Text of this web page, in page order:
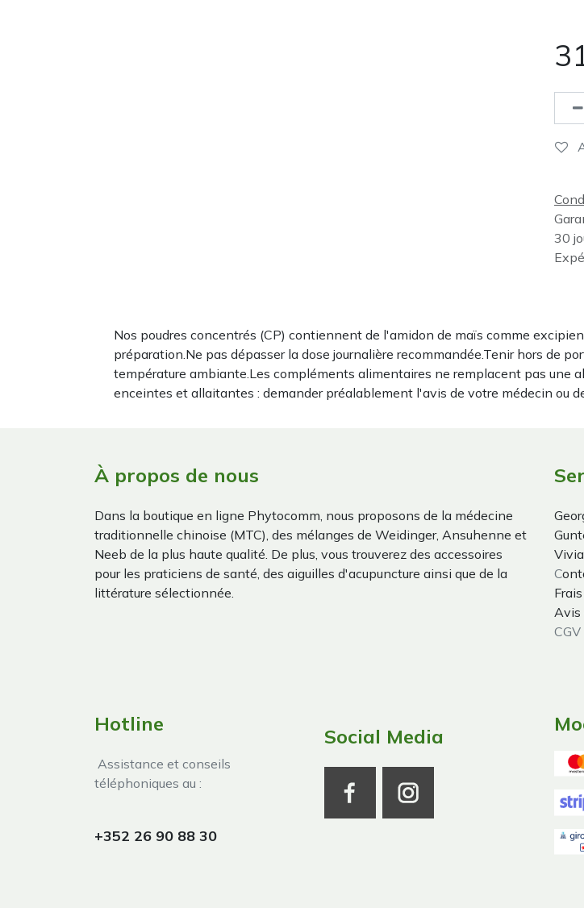
30
Nos poudres concentrés (CP) contiennent de l'amidon de maïs comme
préparation.Ne pas dépasser la dose journalière recommandée.Tenir hors de
température ambiante.Les compléments alimentaires ne remplacent pas une
enceintes et allaitantes : demander préalablement l'avis de votre médecin ou
À propos de nous
Dans la boutique en ligne Phytocomm, nous proposons de la médecine
traditionnelle chinoise (MTC), des mélanges de Weidinger, Ansuhenne et
Neeb de la plus haute qualité. De plus, vous trouverez des accessoires
pour les praticiens de santé, des aiguilles d'acupuncture ainsi que de la
littérature sélectionnée.
C
Avis
CGV
Hotline
Assistance et conseils
téléphoniques au :
+352 26 90 88 30
Social Media